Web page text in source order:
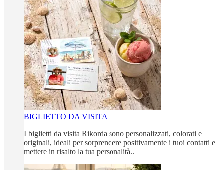
BIGLIETTO DA VISITA
I biglietti da visita Rikorda sono personalizzati, colorati e
originali, ideali per sorprendere positivamente i tuoi contatti e
mettere in risalto la tua personalità..